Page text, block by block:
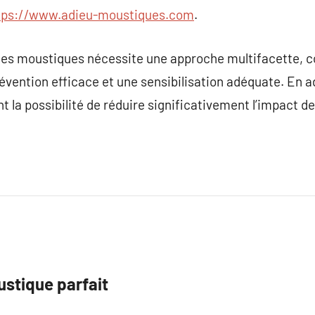
www.adieu-moustiques.com.
moustiques nécessite une approche multifacette,
efficace et une sensibilisation adéquate. En
la possibilité de réduire significativement l’impact
parfait